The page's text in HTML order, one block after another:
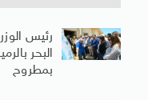
رئيس
بمطروح